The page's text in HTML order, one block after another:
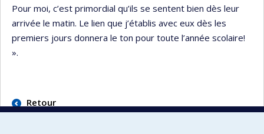
Pour moi, c’est primordial qu’ils se sentent bien dès leur
arrivée le matin. Le lien que j’établis avec eux dès les
premiers jours donnera le ton pour toute l’année scolaire!
».
Retour